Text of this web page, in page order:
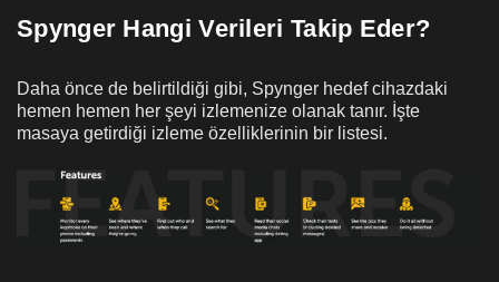
Spynger Hangi Verileri Takip Eder?
Daha önce de belirtildiği gibi, Spynger hedef cihazdaki
hemen hemen her şeyi izlemenize olanak tanır. İşte
masaya getirdiği izleme özelliklerinin bir listesi.